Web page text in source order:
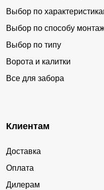
Выбор по
Выбор по способу
Выбор по типу
Ворота и калитки
Все для забора
Клиентам
Доставка
Оплата
Дилерам